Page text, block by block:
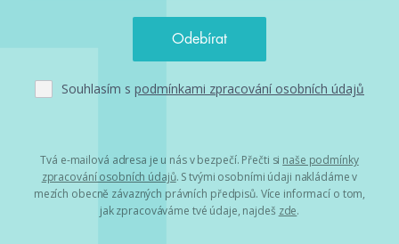
Souhlasím s podmínkami zpracování osobních údajů
Tvá e-mailová adresa je u nás v bezpečí. Přečti si naše podmínky
zpracování osobních údajů. S tvými osobními údaji nakládáme v
mezích obecně závazných právních předpisů. Více informací o tom,
jak zpracováváme tvé údaje, najdeš zde.